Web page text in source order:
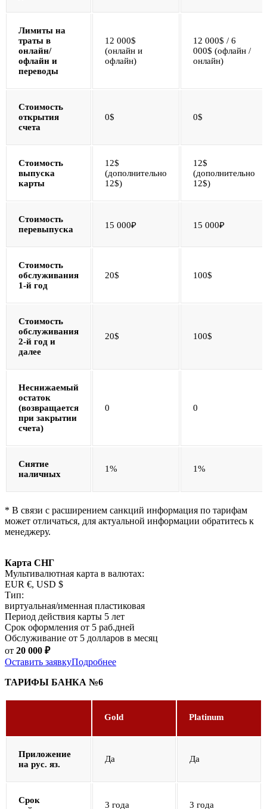
Лимиты на
траты в
онлайн/
офлайн и
переводы
12 000$
(онлайн и
офлайн)
12 000$ / 6
000$ (офлайн /
онлайн)
Стоимость
открытия
счета
0$ 0$
Стоимость
выпуска
карты
12$
(дополнительно
12$)
12$
(дополнительно
12$)
Стоимость
перевыпуска
15 000₽ 15 000₽
Стоимость
обслуживания
1-й год
20$ 100$
Стоимость
обслуживания
2-й год и
далее
20$ 100$
Неснижаемый
остаток
(возвращается
при закрытии
счета)
0 0
Снятие
наличных
1% 1%
* В связи с расширением санкций информация по тарифам
может отличаться, для актуальной информации обратитесь к
менеджеру.
Карта СНГ
Мультивалютная карта в валютах:
EUR €, USD $
Тип:
виртуальная/именная пластиковая
Период действия карты 5 лет
Срок оформления от 5 раб.дней
Обслуживание от 5 долларов в месяц
от 20 000 ₽
Оставить заявкуПодробнее
ТАРИФЫ БАНКА №6
Gold Platinum
Приложение
на рус. яз.
Да Да
Срок
3 года 3 года